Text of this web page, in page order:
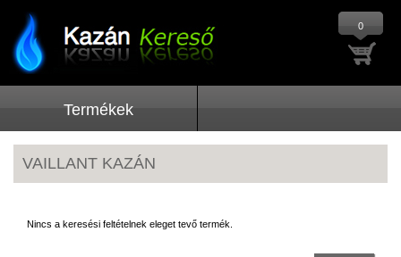
0
Termékek
VAILLANT KAZÁN
Nincs a keresési feltételnek eleget tevő termék.